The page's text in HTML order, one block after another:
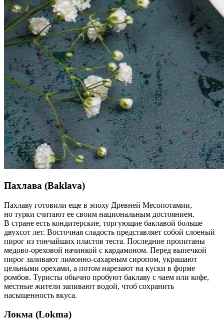
Пахлава (Baklava)
Пахлаву готовили еще в эпоху Древней Месопотамии,
но турки считают ее своим национальным достоянием.
В стране есть кондитерские, торгующие баклавой больше
двухсот лет. Восточная сладость представляет собой слоеный
пирог из тончайших пластов теста. Последние пропитаны
медово-ореховой начинкой с кардамоном. Перед выпечкой
пирог заливают лимонно-сахарным сиропом, украшают
цельными орехами, а потом нарезают на куски в форме
ромбов. Туристы обычно пробуют баклаву с чаем или кофе,
местные жители запивают водой, чтоб сохранить
насыщенность вкуса.
Локма (Lokma)